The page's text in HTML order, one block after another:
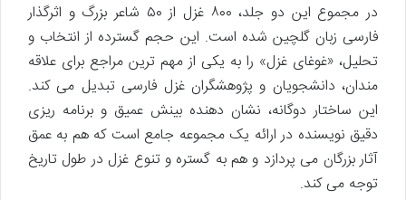
در مجموع این دو جلد، ۸۰۰ غزل از ۵۰ شاعر بزرگ و اثرگذار
فارسی زبان گلچین شده است. این حجم گسترده از انتخاب و
تحلیل، «غوغای غزل» را به یکی از مهم ترین مراجع برای علاقه
مندان، دانشجویان و پژوهشگران غزل فارسی تبدیل می کند.
این ساختار دوگانه، نشان دهنده بینش عمیق و برنامه ریزی
دقیق نویسنده در ارائه یک مجموعه جامع است که هم به عمق
آثار بزرگان می پردازد و هم به گستره و تنوع غزل در طول تاریخ
توجه می کند.